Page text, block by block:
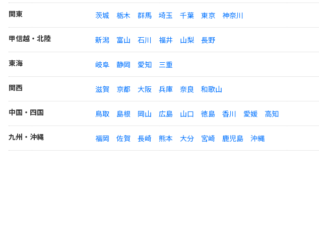
関東 茨城 栃木 群馬 埼玉 千葉 東京 神奈川
甲信越・北陸 新潟 富山 石川 福井 山梨 長野
東海 岐阜 静岡 愛知 三重
関西 滋賀 京都 大阪 兵庫 奈良 和歌山
中国・四国 鳥取 島根 岡山 広島 山口 徳島 香川 愛媛 高知
九州・沖縄 福岡 佐賀 長崎 熊本 大分 宮崎 鹿児島 沖縄